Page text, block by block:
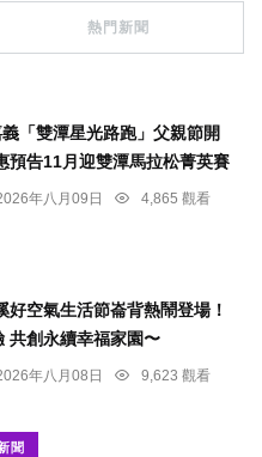
熱門新聞
「雙潭星光路跑」父親節開
預告11月迎雙潭馬拉松菁英賽
年八月09日
4,865 觀看
好空氣生活節崙背熱鬧登場！
共創永續幸福家園〜
年八月08日
9,623 觀看
聞